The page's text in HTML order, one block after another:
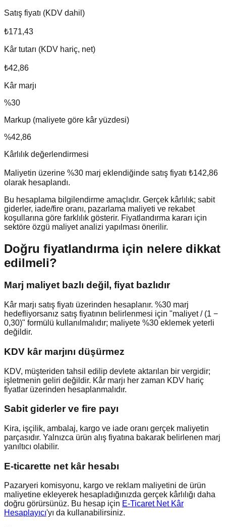
Satış fiyatı (KDV dahil)
₺171,43
Kâr tutarı (KDV hariç, net)
₺42,86
Kâr marjı
%30
Markup (maliyete göre kâr yüzdesi)
%42,86
Kârlılık değerlendirmesi
Maliyetin üzerine %30 marj eklendiğinde satış fiyatı ₺142,86
olarak hesaplandı.
Bu hesaplama bilgilendirme amaçlıdır. Gerçek kârlılık; sabit
giderler, iade/fire oranı, pazarlama maliyeti ve rekabet
koşullarına göre farklılık gösterir. Fiyatlandırma kararı için
sektöre özgü maliyet analizi yapılması önerilir.
Doğru fiyatlandırma için nelere dikkat
edilmeli?
Marj maliyet bazlı değil, fiyat bazlıdır
Kâr marjı satış fiyatı üzerinden hesaplanır. %30 marj
hedefliyorsanız satış fiyatının belirlenmesi için "maliyet / (1 −
0,30)" formülü kullanılmalıdır; maliyete %30 eklemek yeterli
değildir.
KDV kâr marjını düşürmez
KDV, müşteriden tahsil edilip devlete aktarılan bir vergidir;
işletmenin geliri değildir. Kâr marjı her zaman KDV hariç
fiyatlar üzerinden hesaplanmalıdır.
Sabit giderler ve fire payı
Kira, işçilik, ambalaj, kargo ve iade oranı gerçek maliyetin
parçasıdır. Yalnızca ürün alış fiyatına bakarak belirlenen marj
yanıltıcı olabilir.
E-ticarette net kâr hesabı
Pazaryeri komisyonu, kargo ve reklam maliyetini de ürün
maliyetine ekleyerek hesapladığınızda gerçek kârlılığı daha
doğru görürsünüz. Bu hesap için E-Ticaret Net Kâr
Hesaplayıcı'yı da kullanabilirsiniz.